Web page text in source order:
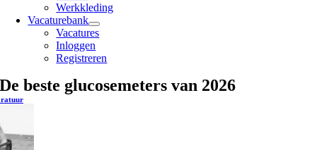
Werkkleding
Vacaturebank
Vacatures
Inloggen
Registreren
De beste glucosemeters van 2026